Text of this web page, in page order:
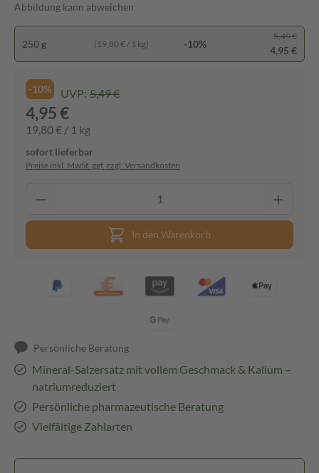
Abbildung kann abweichen
250 g (19,80 € / 1 kg) -10%
5,49 €
4,95 €
-10% UVP: 5,49 €
4,95 €
19,80 € / 1 kg
sofort lieferbar
Preise inkl. MwSt. ggf. zzgl. Versandkosten
In den Warenkorb
Persönliche Beratung
Mineral-Salzersatz mit vollem Geschmack & Kalium –
natriumreduziert
Persönliche pharmazeutische Beratung
Vielfältige Zahlarten